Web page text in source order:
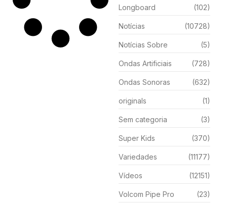
Longboard (102)
Notícias (10728)
Notícias Sobre (5)
Ondas Artificiais (728)
Ondas Sonoras (632)
originals (1)
Sem categoria (3)
Super Kids (370)
Variedades (11177)
Vídeos (12151)
Volcom Pipe Pro (23)